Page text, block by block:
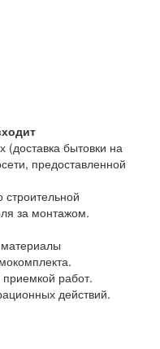
бытовки на
предоставленной
за монтажом.
работ.
действий.